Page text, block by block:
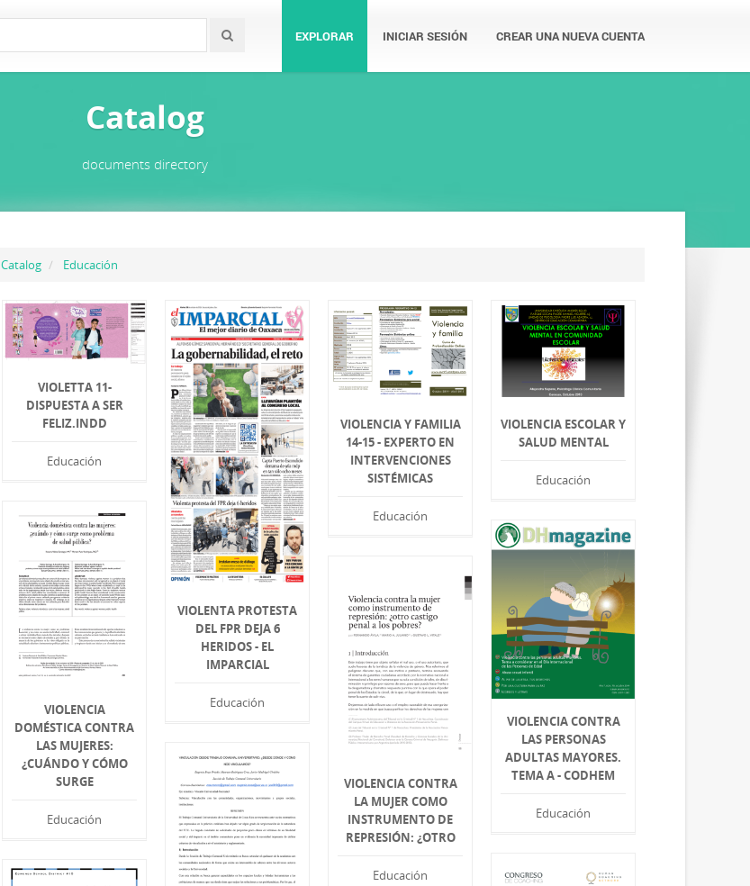
EXPLORAR INICIAR SESIÓN CREAR UNA NUEVA CUENTA
Catalog
documents directory
Catalog Educación
VIOLETTA 11-
DISPUESTA A SER
FELIZ.INDD
Educación
VIOLENTA PROTESTA
DEL FPR DEJA 6
HERIDOS - EL
IMPARCIAL
Educación
VIOLENCIA Y FAMILIA
14-15 - EXPERTO EN
INTERVENCIONES
SISTÉMICAS
Educación
VIOLENCIA ESCOLAR Y
SALUD MENTAL
Educación
VIOLENCIA
DOMÉSTICA CONTRA
LAS MUJERES:
¿CUÁNDO Y CÓMO
SURGE
Educación
VIOLENCIA CONTRA
LAS PERSONAS
ADULTAS MAYORES.
TEMA A - CODHEM
Educación
VIOLENCIA CONTRA
LA MUJER COMO
INSTRUMENTO DE
REPRESIÓN: ¿OTRO
Educación